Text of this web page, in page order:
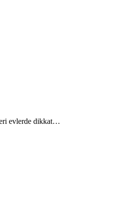
evlerde dikkat…